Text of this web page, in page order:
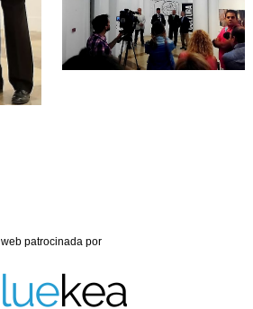
web patrocinada por